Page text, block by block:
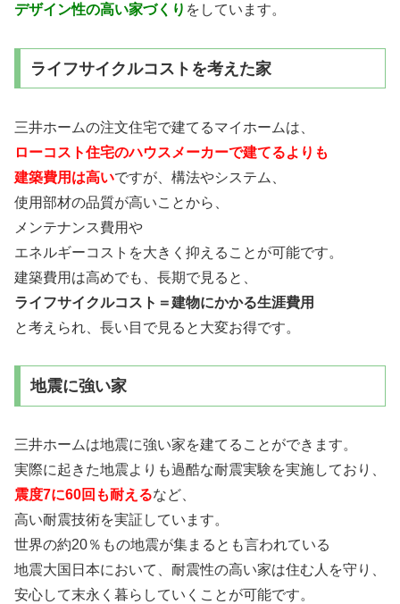
デザイン性の高い家づくり をしています。
ライフサイクルコストを考えた家
三井ホームの注文住宅で建てるマイホームは、
ローコスト住宅のハウスメーカーで建てるよりも
建築費用は高いですが、構法やシステム、
使用部材の品質が高いことから、
メンテナンス費用や
エネルギーコストを大きく抑えることが可能です。
建築費用は高めでも、長期で見ると、
ライフサイクルコスト＝建物にかかる生涯費用
と考えられ、長い目で見ると大変お得です。
地震に強い家
三井ホームは地震に強い家を建てることができます。
実際に起きた地震よりも過酷な耐震実験を実施しており、
震度7に60回も耐えるなど、
高い耐震技術を実証しています。
世界の約20％もの地震が集まるとも言われている
地震大国日本において、耐震性の高い家は住む人を守り、
安心して末永く暮らしていくことが可能です。